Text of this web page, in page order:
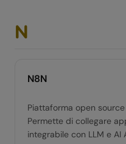
N
N8N
Piattaforma open
Permette di collegare
integrabile con LLM e AI